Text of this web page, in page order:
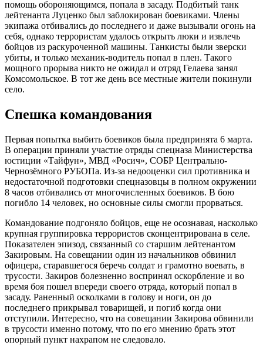
помощь обороняющимся, попала в засаду. Подбитый танк
лейтенанта Луценко был заблокирован боевиками. Члены
экипажа отбивались до последнего и даже вызывали огонь на
себя, однако террористам удалось открыть люки и извлечь
бойцов из раскуроченной машины. Танкисты были зверски
убиты, и только механик-водитель попал в плен. Такого
мощного прорыва никто не ожидал и отряд Гелаева занял
Комсомольское. В тот же день все местные жители покинули
село.
Спешка командования
Первая попытка выбить боевиков была предпринята 6 марта.
В операции приняли участие отряды спецназа Министерства
юстиции «Тайфун», МВД «Росич», СОБР Центрально-
Чернозёмного РУБОПа. Из-за недооценки сил противника и
недостаточной подготовки спецназовцы в полном окружении
8 часов отбивались от многочисленных боевиков. В бою
погибло 14 человек, но основные силы смогли прорваться.
Командование подгоняло бойцов, еще не осознавая, насколько
крупная группировка террористов сконцентрирована в селе.
Показателен эпизод, связанный со старшим лейтенантом
Закировым. На совещании один из начальников обвинил
офицера, старавшегося беречь солдат и грамотно воевать, в
трусости. Закиров болезненно воспринял оскорбление и во
время боя пошел впереди своего отряда, который попал в
засаду. Раненный осколками в голову и ноги, он до
последнего прикрывал товарищей, и погиб когда они
отступили. Интересно, что на совещании Закирова обвинили
в трусости именно потому, что по его мнению брать этот
опорный пункт нахрапом не следовало.